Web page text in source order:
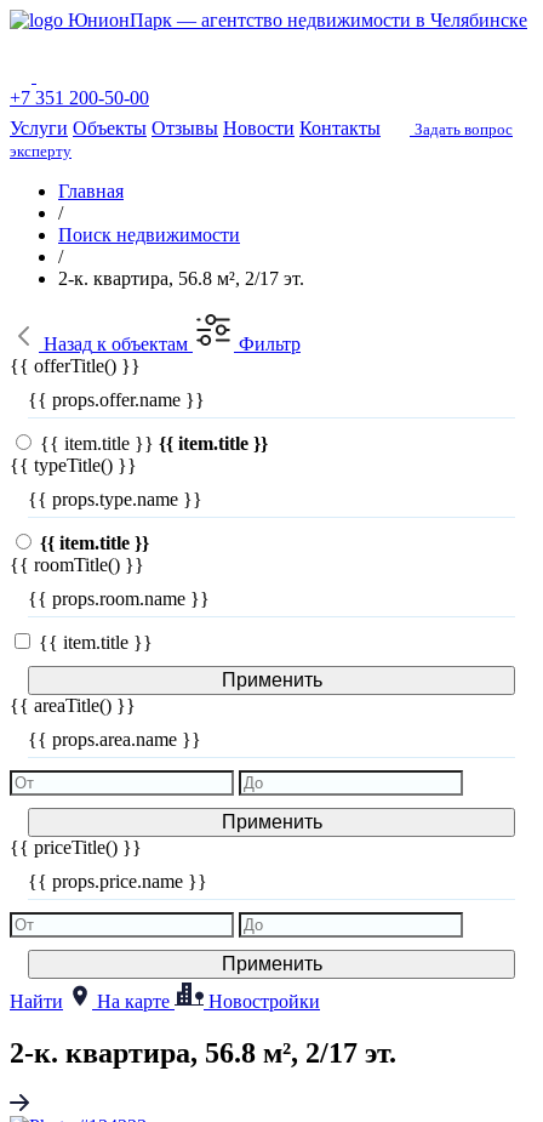
ЮнионПарк — агентство недвижимости в Челябинске
+7 351 200-50-00
Услуги Объекты Отзывы Новости Контакты
Задать вопрос
эксперту
Главная
/
Поиск недвижимости
/
2-к. квартира, 56.8 м², 2/17 эт.
Назад к объектам
Фильтр
{{ offerTitle() }}
{{ props.offer.name }}
{{ item.title }} {{ item.title }}
{{ typeTitle() }}
{{ props.type.name }}
{{ item.title }}
{{ roomTitle() }}
{{ props.room.name }}
{{ item.title }}
Применить
{{ areaTitle() }}
{{ props.area.name }}
Применить
{{ priceTitle() }}
{{ props.price.name }}
Применить
Найти
На карте Новостройки
2-к. квартира, 56.8 м², 2/17 эт.